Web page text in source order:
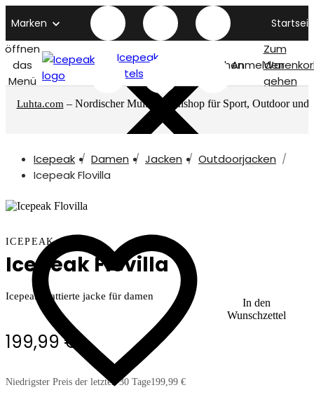
Marken
öffnen
das
Menü
Icepeak
titelseite
SuchenAnmelden
Zum
gehen
Luhta.com – Nordischer Multimarkenshop für Sport, Outdoor und
Icepeak Damen Jacken
Outdoorjacken
Icepeak Flovilla
In den
Wunschzettel
ICEPEAK
Icepeak Flovilla
Icepeak wattierte jacke für damen
199,99 €
Niedrigster Preis der letzten 30 Tage199,99 €